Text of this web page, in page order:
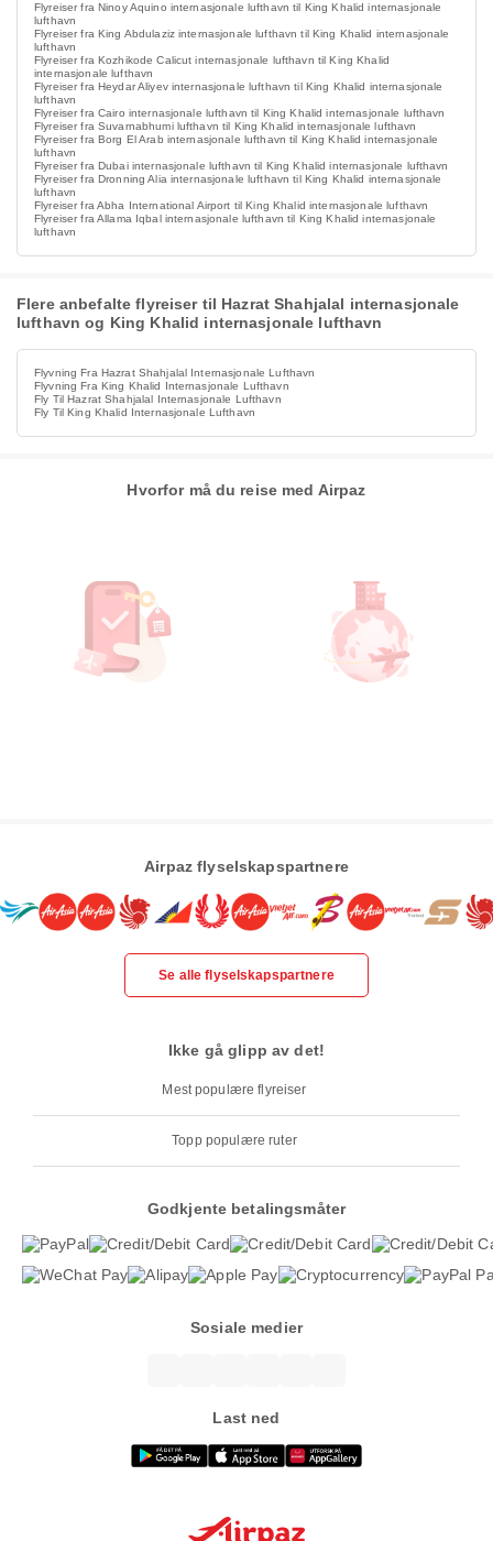
Flyreiser fra Ninoy Aquino internasjonale lufthavn til King Khalid internasjonale
lufthavn
Flyreiser fra King Abdulaziz internasjonale lufthavn til King Khalid internasjonale
lufthavn
Flyreiser fra Kozhikode Calicut internasjonale lufthavn til King Khalid
internasjonale lufthavn
Flyreiser fra Heydar Aliyev internasjonale lufthavn til King Khalid internasjonale
lufthavn
Flyreiser fra Cairo internasjonale lufthavn til King Khalid internasjonale lufthavn
Flyreiser fra Suvarnabhumi lufthavn til King Khalid internasjonale lufthavn
Flyreiser fra Borg El Arab internasjonale lufthavn til King Khalid internasjonale
lufthavn
Flyreiser fra Dubai internasjonale lufthavn til King Khalid internasjonale lufthavn
Flyreiser fra Dronning Alia internasjonale lufthavn til King Khalid internasjonale
lufthavn
Flyreiser fra Abha International Airport til King Khalid internasjonale lufthavn
Flyreiser fra Allama Iqbal internasjonale lufthavn til King Khalid internasjonale
lufthavn
Flere anbefalte flyreiser til Hazrat Shahjalal internasjonale
lufthavn og King Khalid internasjonale lufthavn
Flyvning Fra Hazrat Shahjalal Internasjonale Lufthavn
Flyvning Fra King Khalid Internasjonale Lufthavn
Fly Til Hazrat Shahjalal Internasjonale Lufthavn
Fly Til King Khalid Internasjonale Lufthavn
Hvorfor må du reise med Airpaz
Airpaz flyselskapspartnere
Se alle flyselskapspartnere
Ikke gå glipp av det!
Mest populære flyreiser
Topp populære ruter
Godkjente betalingsmåter
Sosiale medier
Last ned